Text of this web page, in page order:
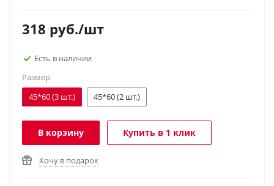
318 руб./шт
Есть в наличии
Размер
45*60 (3 шт.)
45*60 (2 шт.)
В корзину Купить в 1 клик
Хочу в подарок